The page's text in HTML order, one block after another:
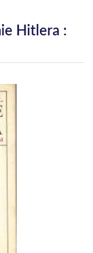
Hitlera :